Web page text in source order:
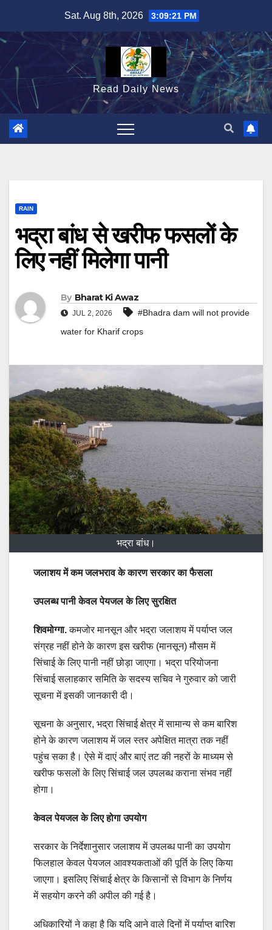
content
Sat. Aug 8th, 2026 3:09:22 PM
Read Daily News
RAIN
भद्रा बांध से खरीफ फसलों के
लिए नहीं मिलेगा पानी
By Bharat Ki Awaz
JUL 2, 2026
#Bhadra dam will not provide
water for Kharif crops
भद्रा बांध।
जलाशय में कम जलभराव के कारण सरकार का फैसला
उपलब्ध पानी केवल पेयजल के लिए सुरक्षित
शिवमोग्गा.कमजोर मानसून और भद्रा जलाशय में पर्याप्त जल
संग्रह नहीं होने के कारण इस खरीफ (मानसून) मौसम में
सिंचाई के लिए पानी नहीं छोड़ा जाएगा। भद्रा परियोजना
सिंचाई सलाहकार समिति के सदस्य सचिव ने गुरुवार को जारी
सूचना में इसकी जानकारी दी।
सूचना के अनुसार, भद्रा सिंचाई क्षेत्र में सामान्य से कम बारिश
होने के कारण जलाशय में जल स्तर अपेक्षित मात्रा तक नहीं
पहुंच सका है। ऐसे में दाएं और बाएं तट की नहरों के माध्यम से
खरीफ फसलों के लिए सिंचाई जल उपलब्ध कराना संभव नहीं
होगा।
केवल पेयजल के लिए होगा उपयोग
सरकार के निर्देशानुसार जलाशय में उपलब्ध पानी का उपयोग
फिलहाल केवल पेयजल आवश्यकताओं की पूर्ति के लिए किया
जाएगा। इसलिए सिंचाई क्षेत्र के किसानों से विभाग के निर्णय
में सहयोग करने की अपील की गई है।
अधिकारियों ने कहा है कि यदि आने वाले दिनों में पर्याप्त बारिश